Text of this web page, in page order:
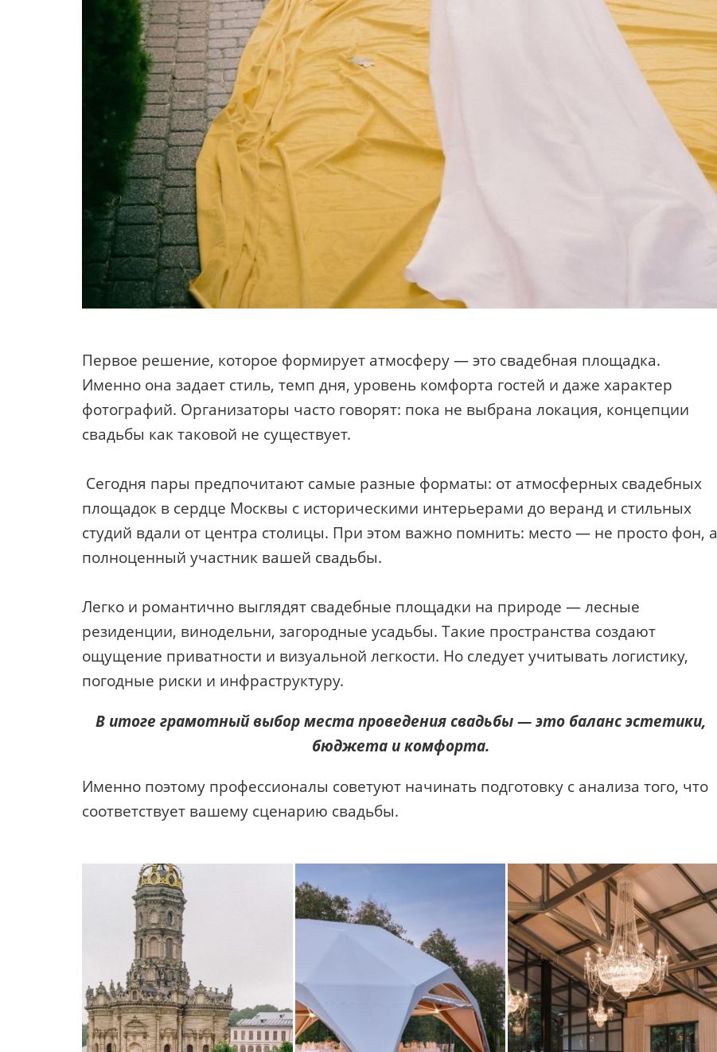
Первое решение, которое формирует атмосферу — это свадебная площадка.
Именно она задает стиль, темп дня, уровень комфорта гостей и даже характер
фотографий. Организаторы часто говорят: пока не выбрана локация, концепции
свадьбы как таковой не существует.
Сегодня пары предпочитают самые разные форматы: от атмосферных свадебных
площадок в сердце Москвы с историческими интерьерами до веранд и стильных
студий вдали от центра столицы. При этом важно помнить: место — не просто фон, а
полноценный участник вашей свадьбы.
Легко и романтично выглядят свадебные площадки на природе — лесные
резиденции, винодельни, загородные усадьбы. Такие пространства создают
ощущение приватности и визуальной легкости. Но следует учитывать логистику,
погодные риски и инфраструктуру.
В итоге грамотный выбор места проведения свадьбы — это баланс эстетики,
бюджета и комфорта.
Именно поэтому профессионалы советуют начинать подготовку с анализа того, что
соответствует вашему сценарию свадьбы.